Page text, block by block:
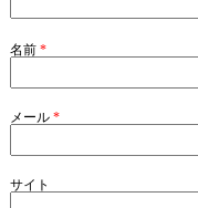
名前 *
メール *
サイト